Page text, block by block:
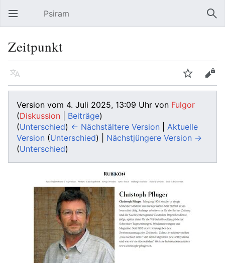
Hauptmenü öffnen Psiram
Zeitpunkt
Sprache Beobachten Bearbeiten
Version vom 4. Juli 2025, 13:09 Uhr von Fulgor
(Diskussion Beiträge)
(Unterschied) ← Nächstältere Version
Aktuelle
Version (Unterschied) | Nächstjüngere Version →
(Unterschied)